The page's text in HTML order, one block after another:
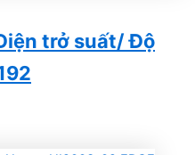
trở suất/ Độ